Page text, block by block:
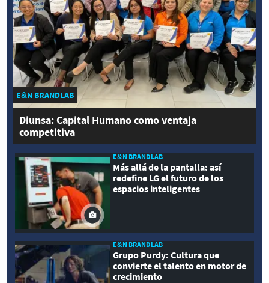
E&N BRANDLAB
Diunsa: Capital Humano como ventaja
competitiva
E&N BRANDLAB
Más allá de la pantalla: así
redefine LG el futuro de los
espacios inteligentes
E&N BRANDLAB
Grupo Purdy: Cultura que
convierte el talento en motor de
crecimiento